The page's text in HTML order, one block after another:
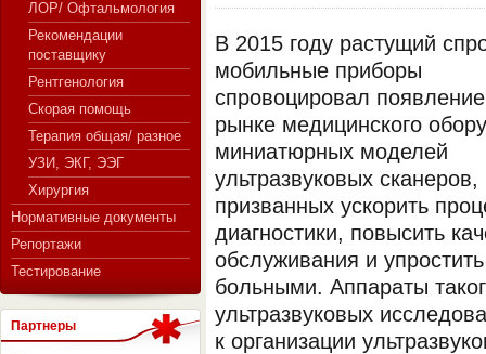
СЕРВЕР МЕДИЦИНСКОГО
ЛОР/ Офтальмология
Рекомендации
поставщику
Рентгенология
Скорая помощь
Терапия общая/ разное
УЗИ, ЭКГ, ЭЭГ
Хирургия
Нормативные документы
Репортажи
Тестирование
Партнеры
В 2015 году растущий
мобильные приборы
спровоцировал
рынке медицинского
миниатюрных моделей
ультразвуковых сканеров,
призванных ускорить
диагностики, повысить
обслуживания и
больными. Аппараты
ультразвуковых
к организации